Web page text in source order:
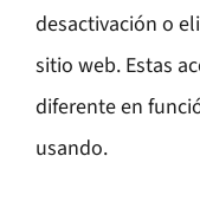
desactivación o
sitio web. Estas
diferente en
usando.